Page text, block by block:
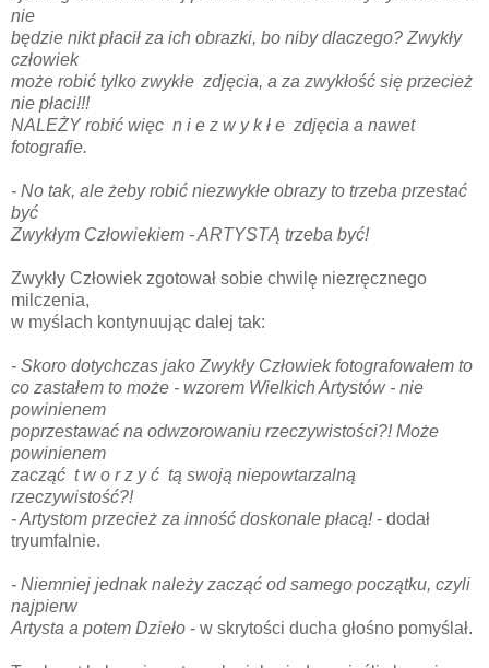
nie
będzie nikt płacił za ich obrazki, bo niby dlaczego? Zwykły
człowiek
może robić tylko zwykłe zdjęcia, a za zwykłość się przecież
nie płaci!!!
NALEŻY robić więc n i e z w y k ł e zdjęcia a nawet
fotografie.
- No tak, ale żeby robić niezwykłe obrazy to trzeba przestać
być
Zwykłym Człowiekiem - ARTYSTĄ trzeba być!
Zwykły Człowiek zgotował sobie chwilę niezręcznego
milczenia,
w myślach kontynuując dalej tak:
- Skoro dotychczas jako Zwykły Człowiek fotografowałem to
co zastałem to może - wzorem Wielkich Artystów - nie
powinienem
poprzestawać na odwzorowaniu rzeczywistości?! Może
powinienem
zacząć t w o r z y ć tą swoją niepowtarzalną
rzeczywistość?!
- Artystom przecież za inność doskonale płacą!- dodał
tryumfalnie.
- Niemniej jednak należy zacząć od samego początku, czyli
najpierw
Artysta a potem Dzieło - w skrytości ducha głośno pomyślał.